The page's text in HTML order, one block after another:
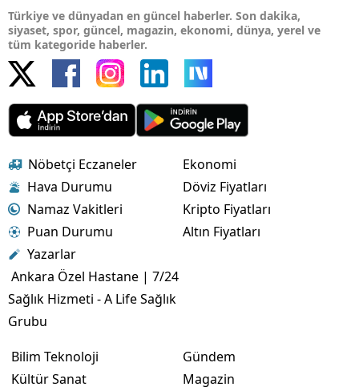
Türkiye ve dünyadan en güncel haberler. Son dakika,
siyaset, spor, güncel, magazin, ekonomi, dünya, yerel ve
tüm kategoride haberler.
Nöbetçi Eczaneler
Hava Durumu
Namaz Vakitleri
Puan Durumu
Yazarlar
Ankara Özel Hastane | 7/24
Sağlık Hizmeti - A Life Sağlık
Grubu
Ekonomi
Döviz Fiyatları
Kripto Fiyatları
Altın Fiyatları
Bilim Teknoloji
Kültür Sanat
Gündem
Magazin